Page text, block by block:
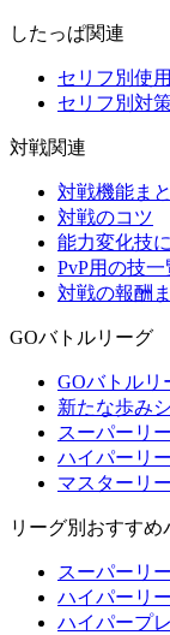
したっぱ関連
セリフ別使
セリフ別対
対戦関連
対戦機能ま
対戦のコツ
能力変化技
PvP用の技一
対戦の報酬
GOバトルリーグ
GOバトルリ
新たな歩み
スーパーリ
ハイパーリ
マスターリ
リーグ別おすすめ
スーパーリ
ハイパーリ
ハイパープ